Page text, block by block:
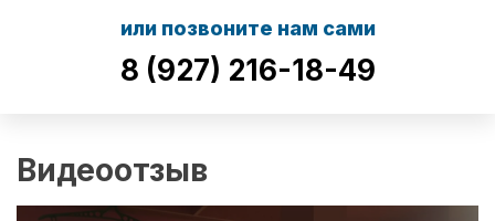
или позвоните нам сами
8 (927) 216-18-49
Видеоотзыв